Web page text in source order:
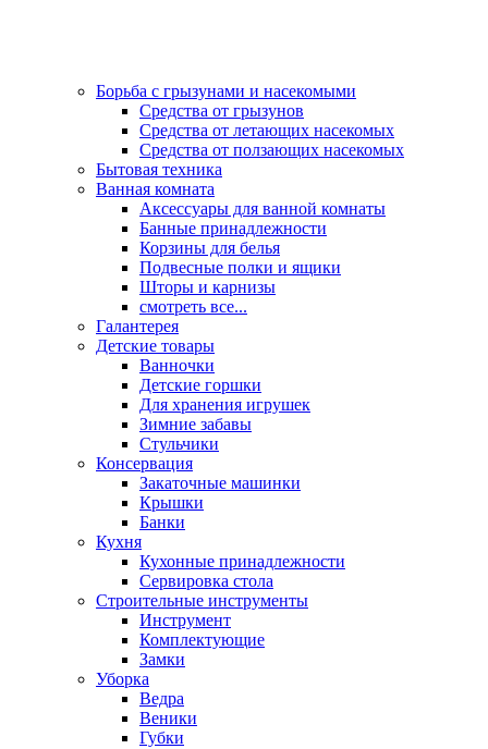
Борьба с грызунами и насекомыми
Средства от грызунов
Средства от летающих насекомых
Средства от ползающих насекомых
Бытовая техника
Ванная комната
Аксессуары для ванной комнаты
Банные принадлежности
Корзины для белья
Подвесные полки и ящики
Шторы и карнизы
смотреть все...
Галантерея
Детские товары
Ванночки
Детские горшки
Для хранения игрушек
Зимние забавы
Стульчики
Консервация
Закаточные машинки
Крышки
Банки
Кухня
Кухонные принадлежности
Сервировка стола
Строительные инструменты
Инструмент
Комплектующие
Замки
Уборка
Ведра
Веники
Губки